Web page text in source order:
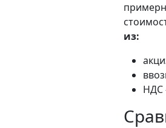
из:
НДС